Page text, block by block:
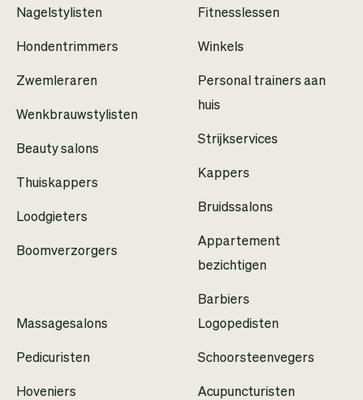
Nagelstylisten
Hondentrimmers
Zwemleraren
Wenkbrauwstylisten
Beauty salons
Thuiskappers
Loodgieters
Boomverzorgers
Fitnesslessen
Winkels
Personal trainers aan
huis
Strijkservices
Kappers
Bruidssalons
Appartement
bezichtigen
Barbiers
Massagesalons
Pedicuristen
Hoveniers
Logopedisten
Schoorsteenvegers
Acupuncturisten